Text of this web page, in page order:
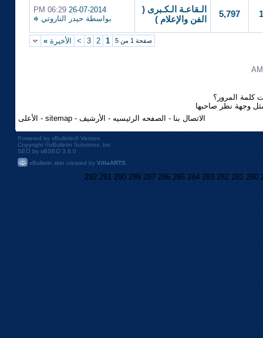
5,797
الـقاعـة الـكـبرى (
الفن والإعلام )
26-07-2014
06:29 PM
بواسطة حيدر التاروتي
صفحة 1 من 5 1
2
3
> الأخيرة»
كلمة المرور؟
وجهة نظر صاحبها
الاتصال بنا - الصفحه الرئيسيه - الأرشيف -
sitemap
- الأعلى
Powered by vBulletin®Version
Copyright ©vBulletin Solutions, Inc
SEO by vBSEO 3.6.0
vBulletin skin created by VillaARTS
280
281
282
283
284
285
286
287
289
290
291
292